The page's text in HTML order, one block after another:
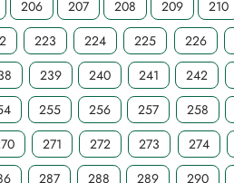
206
207 208 209 210
223 224 225 226
239 240 241 242
255 256 257 258
271 272 273 274
287 288 289 290